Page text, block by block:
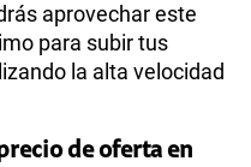
aprovechar este
para subir tus
la alta velocidad
de oferta en